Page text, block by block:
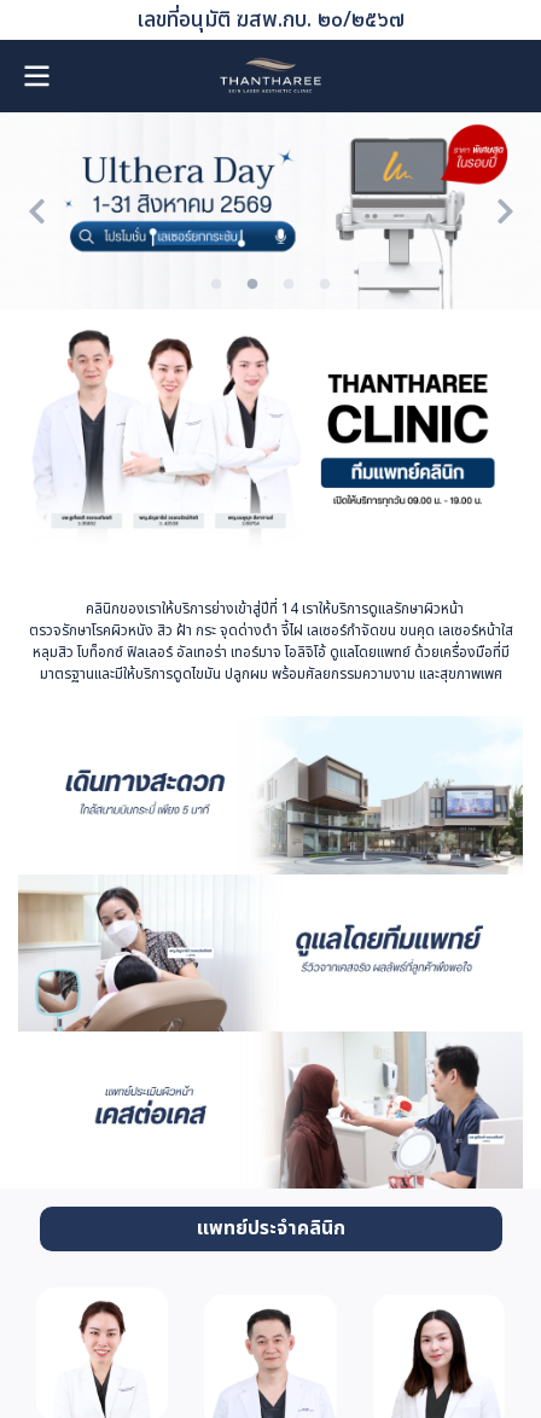
เลขที่อนุมัติ ฆสพ.กบ. ๒๐/๒๕๖๗
คลินิกของเราให้บริการย่างเข้าสู่ปีที่ 14 เราให้บริการดูแลรักษาผิวหน้า
ตรวจรักษาโรคผิวหนัง สิว ฝ้า กระ จุดด่างดำ จี้ไฝ เลเซอร์กำจัดขน ขนคุด เลเซอร์หน้าใส
หลุมสิว โบท็อ กซ์ ฟิลเลอร์ อัลเทอร่า เทอร์มาจ โอลิจิโอ้ ดูแลโดยแพทย์ ด้วยเครื่องมือที่มี
มาตรฐานและมีให้บริการดูดไขมัน ปลูกผม พร้อมศัลยกรรมความงาม และสุขภาพเพศ
แพทย์ประจำคลินิก